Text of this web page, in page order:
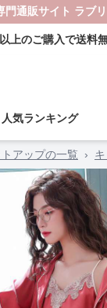
門通販サイト ラブ
上のご購入で送料
人気ランキング
アップの一覧 ›